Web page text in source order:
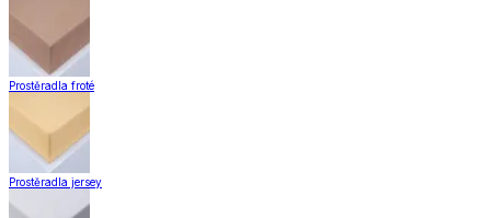
Prostěradla froté
Prostěradla jersey